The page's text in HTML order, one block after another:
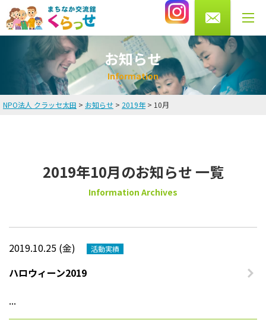
0276-56-4433
受付時間 月・水・木・金 10～13時/14～20時
土曜 9～16時まで（火・日曜休館）
HOME
英会話教室
料金
プライバシーポリシー
お知らせ
Information
NPO法人 クラッセ太田 > お知らせ > 2019年> 10月
2019年10月のお知らせ 一覧
Information Archives
2019.10.25 (金) 活動実績
ハロウィーン2019
...